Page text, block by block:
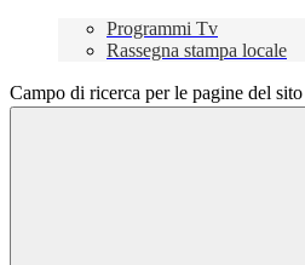
Programmi Tv
Rassegna stampa locale
Campo di ricerca per le pagine del sito